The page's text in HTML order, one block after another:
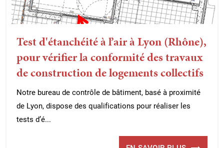
Test d'étanchéité à l’air à Lyon (Rhône),
pour vérifier la conformité des travaux
de construction de logements collectifs
Notre bureau de contrôle de bâtiment, basé à proximité
de Lyon, dispose des qualifications pour réaliser les
tests d’é...